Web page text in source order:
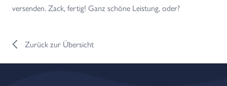
versenden. Zack, fertig! Ganz schöne Leistung, oder?
Zurück zur Übersicht